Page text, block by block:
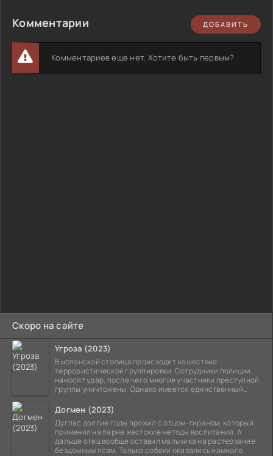
Скоро на сайте
Угроза (2023)
В испанской столице происходит нашествие
террористической группировки. Сотрудники полиции
наносят удар, после чего многие участники преступной
группы уничтожены. Однако имеется единственный
Догмен (2023)
Дуглас долгие годы прожил с отцом-тираном, который
применял на парне жестокие методы воспитания. А
дальше отец вообще оставил мальчика на растерзание
бездомным псам. Только собаки оказались намного
Комментарии ДОБАВИТЬ
Комментариев еще нет. Хотите быть первым?